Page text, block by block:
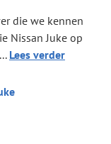
die we kennen
Nissan Juke op
Lees verder